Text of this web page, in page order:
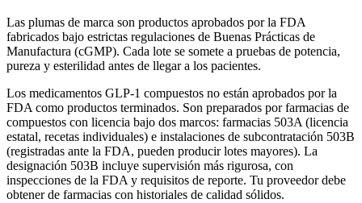
Las plumas de marca son productos aprobados por la FDA
fabricados bajo estrictas regulaciones de Buenas Prácticas de
Manufactura (cGMP). Cada lote se somete a pruebas de potencia,
pureza y esterilidad antes de llegar a los pacientes.
Los medicamentos GLP-1 compuestos no están aprobados por la
FDA como productos terminados. Son preparados por farmacias de
compuestos con licencia bajo dos marcos: farmacias 503A (licencia
estatal, recetas individuales) e instalaciones de subcontratación 503B
(registradas ante la FDA, pueden producir lotes mayores). La
designación 503B incluye supervisión más rigurosa, con
inspecciones de la FDA y requisitos de reporte. Tu proveedor debe
obtener de farmacias con historiales de calidad sólidos.